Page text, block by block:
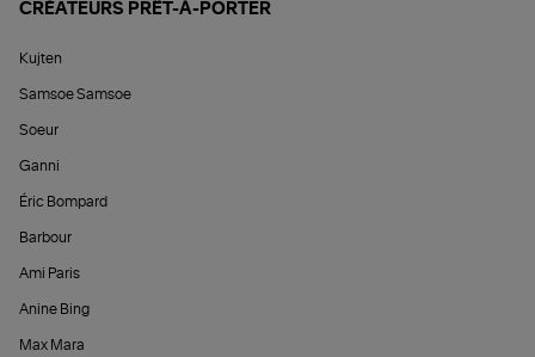
CRÉATEURS PRÊT-À-PORTER
Kujten
Samsoe Samsoe
Soeur
Ganni
Éric Bompard
Barbour
Ami Paris
Anine Bing
Max Mara